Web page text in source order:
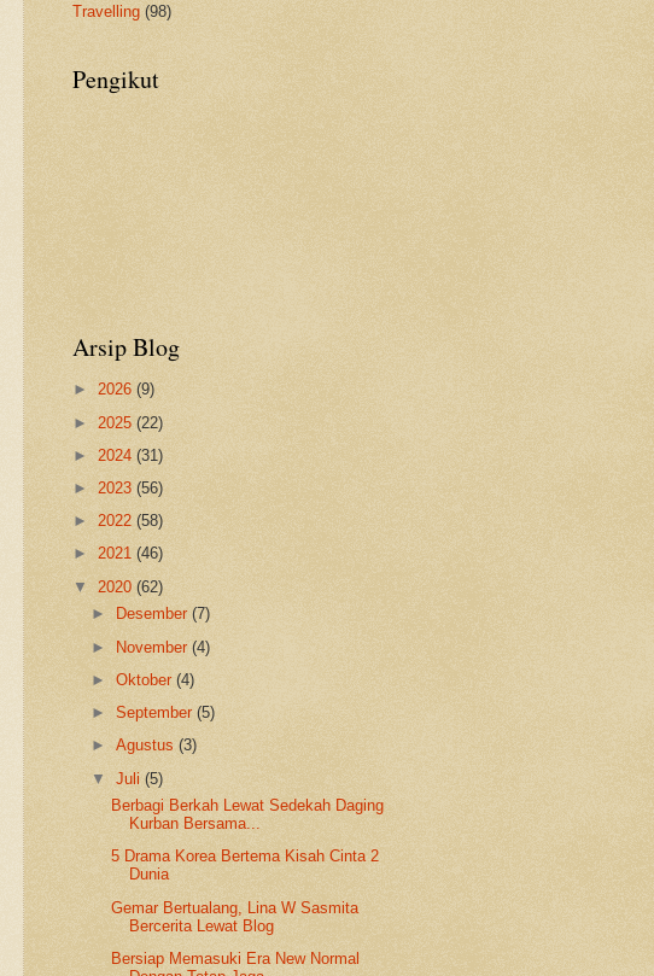
Travelling (98)
Pengikut
Arsip Blog
► 2026 (9)
► 2025 (22)
► 2024 (31)
► 2023 (56)
► 2022 (58)
► 2021 (46)
▼ 2020 (62)
►
Desember(7)
► November(4)
►Oktober(4)
►September(5)
►Agustus(3)
▼Juli(5)
Berbagi Berkah Lewat Sedekah Daging
Kurban Bersama...
5 Drama Korea Bertema Kisah Cinta 2
Dunia
Gemar Bertualang, Lina W Sasmita
Bercerita Lewat Blog
Bersiap Memasuki Era New Normal